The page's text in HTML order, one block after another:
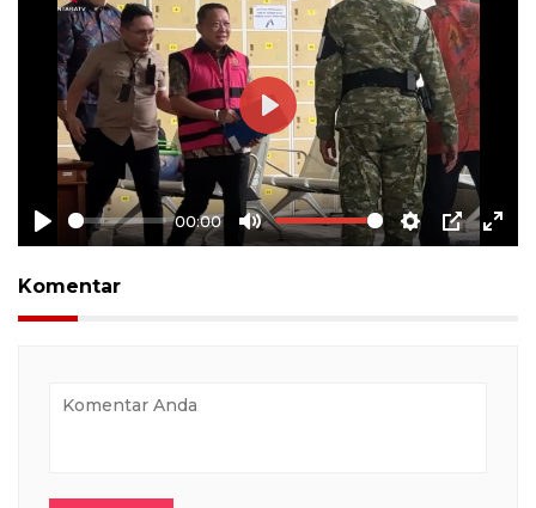
Play
00:00
Mute Settings
PIP
Play
Komentar